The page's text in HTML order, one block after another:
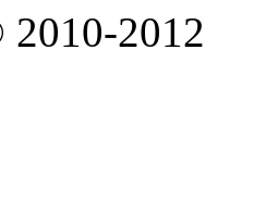
2012